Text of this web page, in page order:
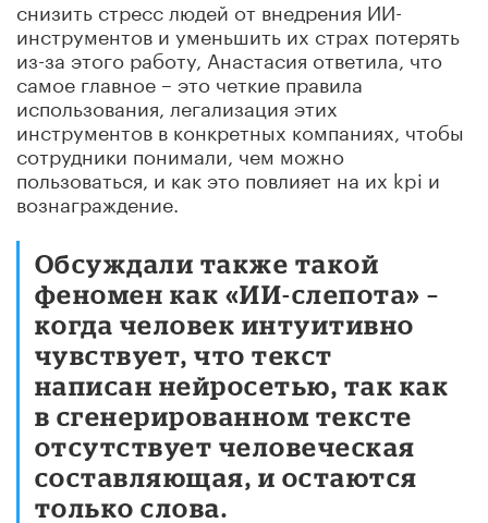
снизить стресс людей от внедрения ИИ-
инструментов и уменьшить их страх потерять
из-за этого работу, Анастасия ответила, что
самое главное – это четкие правила
использования, легализация этих
инструментов в конкретных компаниях, чтобы
сотрудники понимали, чем можно
пользоваться, и как это повлияет на их kpi и
вознаграждение.
Обсуждали также такой
феномен как «ИИ-слепота» –
когда человек интуитивно
чувствует, что текст
написан нейросетью, так как
в сгенерированном тексте
отсутствует человеческая
составляющая, и остаются
только слова.